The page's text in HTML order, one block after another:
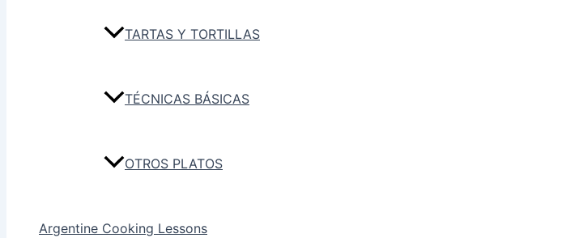
TARTAS Y TORTILLAS
TÉCNICAS BÁSICAS
OTROS PLATOS
Argentine Cooking Lessons